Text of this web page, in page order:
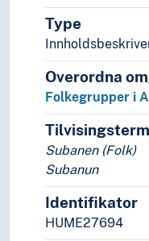
Yi
Zhuang
Folkegrupper
Skriftlause folk
Stammar
Ugrupperte folk
Urfolk
Type
Overordna
Folkegrupper i
Tilvisingsterm
Subanen (Folk)
Subanun
Identifikator
HUME27694